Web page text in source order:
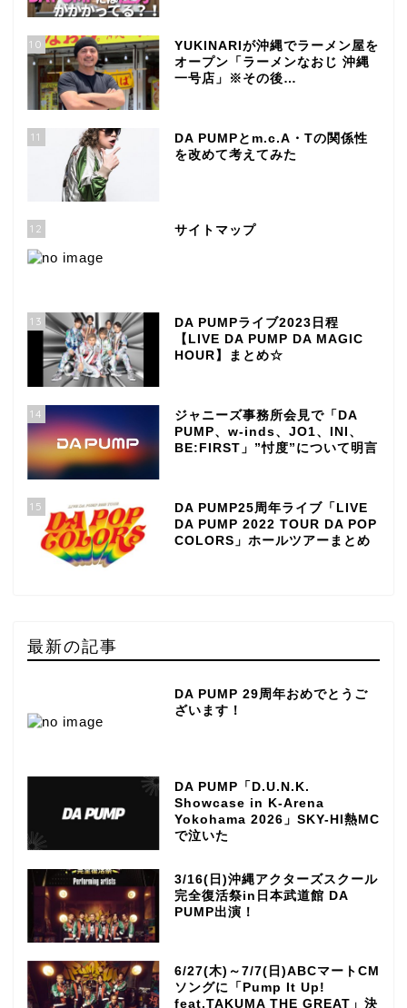
10
YUKINARIが沖縄でラーメン屋を
オープン「ラーメンなおじ 沖縄
一号店」※その後…
11
DA PUMPとm.c.A・Tの関係性
を改めて考えてみた
12 サイトマップ
13
DA PUMPライブ2023日程
【LIVE DA PUMP DA MAGIC
HOUR】まとめ☆
14
ジャニーズ事務所会見で「DA
PUMP、w-inds、JO1、INI、
BE:FIRST」”忖度”について明言
15
DA PUMP25周年ライブ「LIVE
DA PUMP 2022 TOUR DA POP
COLORS」ホールツアーまとめ
最新の記事
DA PUMP 29周年おめでとうご
ざいます！
DA PUMP「D.U.N.K.
Showcase in K-Arena
Yokohama 2026」SKY-HI熱MC
で泣いた
3/16(日)沖縄アクターズスクール
完全復活祭in日本武道館 DA
PUMP出演！
6/27(木)～7/7(日)ABCマートCM
ソングに「Pump It Up!
feat.TAKUMA THE GREAT」決